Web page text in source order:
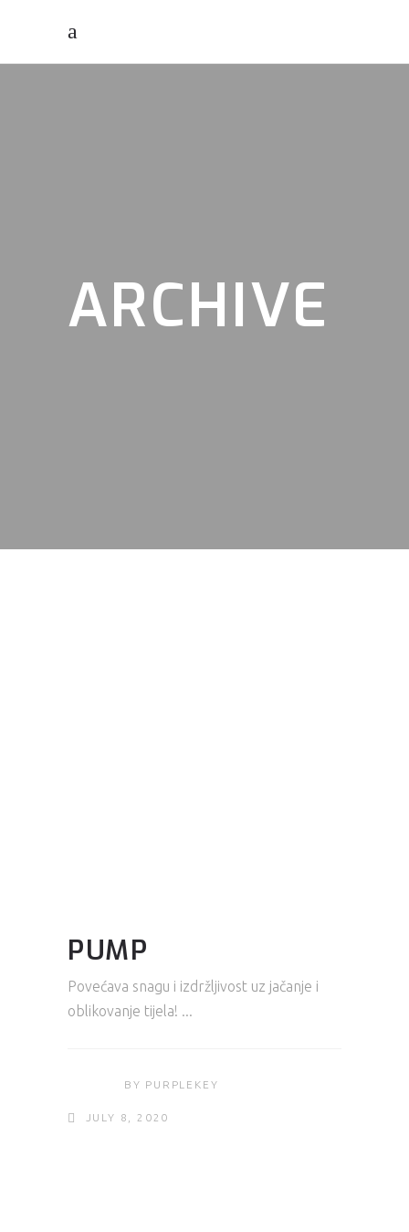
ARCHIVE
PUMP
Povećava snagu i izdržljivost uz jačanje i
oblikovanje tijela!
BY PURPLEKEY
JULY 8, 2020